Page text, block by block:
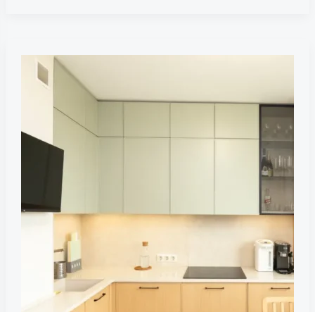
угловой
кухни
зелеными
и
деревянными
фасадами,
современный
модернизм
и
минимализм,
чертежей